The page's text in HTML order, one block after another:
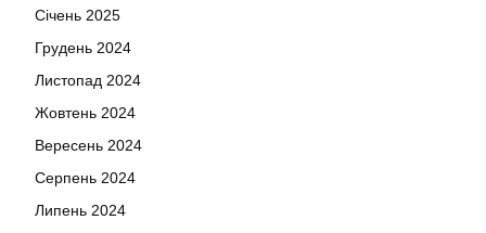
Січень 2025
Грудень 2024
Листопад 2024
Жовтень 2024
Вересень 2024
Серпень 2024
Липень 2024